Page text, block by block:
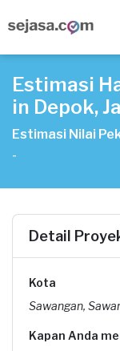
Estimasi
in Depok,
Estimasi Nilai
-
Detail
Kota
Sawangan,
Kapan Anda